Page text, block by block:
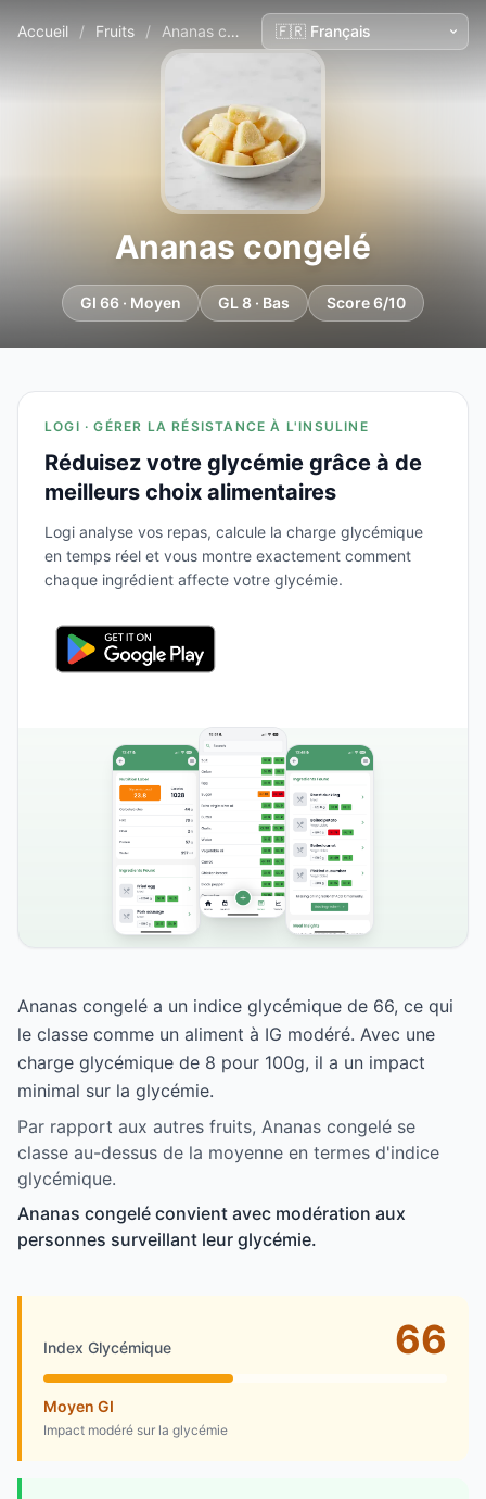
Accueil / Fruits / Ananas congelé
Ananas congelé
GI 66 · Moyen GL 8 · Bas Score 6/10
LOGI · GÉRER LA RÉSISTANCE À L'INSULINE
Réduisez votre glycémie grâce à de
meilleurs choix alimentaires
Logi analyse vos repas, calcule la charge glycémique
en temps réel et vous montre exactement comment
chaque ingrédient affecte votre glycémie.
Ananas congelé a un indice glycémique de 66, ce qui
le classe comme un aliment à IG modéré. Avec une
charge glycémique de 8 pour 100g, il a un impact
minimal sur la glycémie.
Par rapport aux autres fruits, Ananas congelé se
classe au-dessus de la moyenne en termes d'indice
glycémique.
Ananas congelé convient avec modération aux
personnes surveillant leur glycémie.
Index Glycémique 66
Moyen GI
Impact modéré sur la glycémie